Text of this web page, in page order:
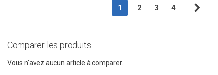
PageYou're currently reading
1 Page
2 Page
3 Page
4
Comparer les produits
Vous n'avez aucun article à comparer.